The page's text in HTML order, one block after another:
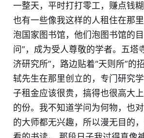
一整天，平时打打零工，赚点钱
也有一些像我这样的人租住在那
泡国家图书馆，他们泡图书馆的
问”，成为受人尊敬的学者。五塔
济研究所”，路边贴着“天则所”的
轼先生在那里创立的，专门研究
子租金应该很贵，搞得也很高大
的份。我不知道学问为何物，也
的大师都无兴趣，所以漫无目的